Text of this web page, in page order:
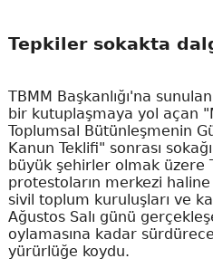
Tepkiler sokakta
TBMM Başkanlığı'na
bir kutuplaşmaya yol açan
Toplumsal Bütünleşmenin
Kanun Teklifi" sonrası
büyük şehirler olmak üzere
protestoların merkezi
sivil toplum kuruluşları ve
Ağustos Salı günü
oylamasına kadar
yürürlüğe koydu.